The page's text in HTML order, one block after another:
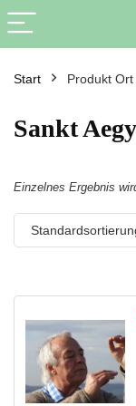
Start Produkt Ort
Sankt
Einzelnes Ergebnis